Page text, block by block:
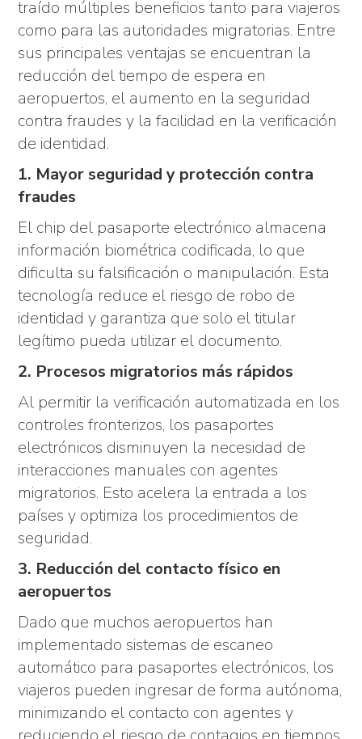
traído múltiples beneficios tanto para viajeros
como para las autoridades migratorias. Entre
sus principales ventajas se encuentran la
reducción del tiempo de espera en
aeropuertos, el aumento en la seguridad
contra fraudes y la facilidad en la verificación
de identidad.
1. Mayor seguridad y protección contra
fraudes
El chip del pasaporte electrónico almacena
información biométrica codificada, lo que
dificulta su falsificación o manipulación. Esta
tecnología reduce el riesgo de robo de
identidad y garantiza que solo el titular
legítimo pueda utilizar el documento.
2. Procesos migratorios más rápidos
Al permitir la verificación automatizada en los
controles fronterizos, los pasaportes
electrónicos disminuyen la necesidad de
interacciones manuales con agentes
migratorios. Esto acelera la entrada a los
países y optimiza los procedimientos de
seguridad.
3. Reducción del contacto físico en
aeropuertos
Dado que muchos aeropuertos han
implementado sistemas de escaneo
automático para pasaportes electrónicos, los
viajeros pueden ingresar de forma autónoma,
minimizando el contacto con agentes y